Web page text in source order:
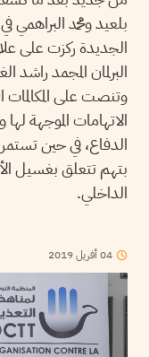
الجديدة ركزت على
البرلمان المجمد
وتنصت على المكالمات
الاتهامات الموجهة
الدفاع، في حين
بتهم تتعلق بغسيل
الداخلي.
04أفريل2019